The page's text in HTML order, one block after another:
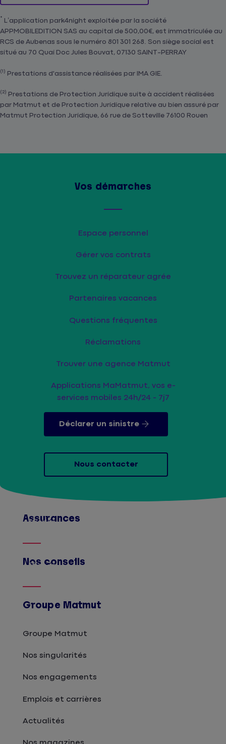
* L’application park4night exploitée par la société
APPMOBILEDITION SAS au capital de 500,00€, est immatriculée au
RCS de Aubenas sous le numéro 801 301 268. Son siège social est
situé au 70 Quai Doc Jules Bouvat, 07130 SAINT-PERRAY
(1) Prestations d'assistance réalisées par IMA GIE.
(2) Prestations de Protection Juridique suite à accident réalisées
par Matmut et de Protection Juridique relative au bien assuré par
Matmut Protection Juridique, 66 rue de Sotteville 76100 Rouen
Vos démarches
Espace personnel
Gérer vos contrats
Trouvez un réparateur agrée
Partenaires vacances
Questions fréquentes
Réclamations
Trouver une agence Matmut
Applications MaMatmut, vos e-
services mobiles 24h/24 - 7j7
Déclarer un sinistre
Nous contacter
Assurances
Afficher
Nos conseils
Afficher
Groupe Matmut
Groupe Matmut
Nos singularités
Nos engagements
Emplois et carrières
Actualités